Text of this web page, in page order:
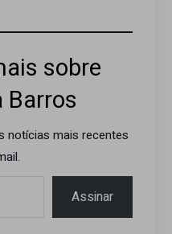
sobre
Barros
notícias mais recentes
Assinar